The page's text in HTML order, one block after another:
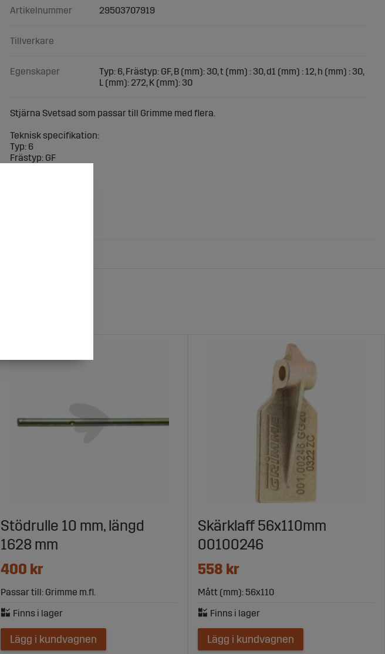
Artikelnummer 29503707919
Tillverkare
Egenskaper
Typ: 6, Frästyp: GF, B (mm): 30, t (mm) : 30, d1 (mm) : 12, h (mm) : 30,
L (mm): 272, K (mm): 30
Stjärna Svetsad som passar till Grimme med flera.
Teknisk specifikation:
Typ: 6
Frästyp: GF
Stödrulle 10 mm, längd
1628 mm
400 kr
Passar till: Grimme m.fl.
Lägg i kundvagnen
Skärklaff 56x110mm
00100246
558 kr
Mått (mm): 56x110
Lägg i kundvagnen